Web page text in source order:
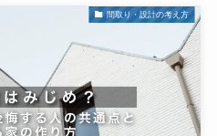
間取り・設計の考え方